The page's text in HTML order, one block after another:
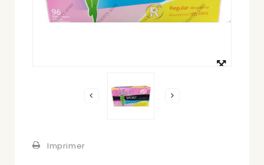
Imprimer